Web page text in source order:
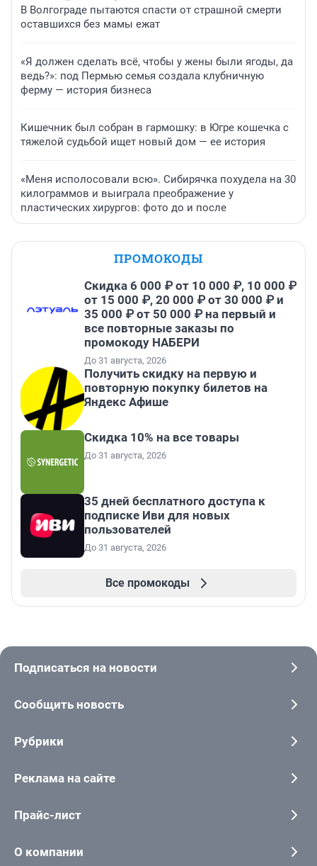
В Волгограде пытаются спасти от страшной смерти
оставшихся без мамы ежат
«Я должен сделать всё, чтобы у жены были ягоды, да
ведь?»: под Пермью семья создала клубничную
ферму — история бизнеса
Кишечник был собран в гармошку: в Югре кошечка с
тяжелой судьбой ищет новый дом — ее история
«Меня исполосовали всю». Сибирячка похудела на 30
килограммов и выиграла преображение у
пластических хирургов: фото до и после
ПРОМОКОДЫ
Скидка 6 000 ₽ от 10 000 ₽, 10 000 ₽
от 15 000 ₽, 20 000 ₽ от 30 000 ₽ и
35 000 ₽ от 50 000 ₽ на первый и
все повторные заказы по
промокоду НАБЕРИ
До 31 августа, 2026
Получить скидку на первую и
повторную покупку билетов на
Яндекс Афише
Скидка 10% на все товары
До 31 августа, 2026
35 дней бесплатного доступа к
подписке Иви для новых
пользователей
До 31 августа, 2026
Все промокоды
Подписаться на новости
Сообщить новость
Рубрики
Реклама на сайте
Прайс-лист
О компании